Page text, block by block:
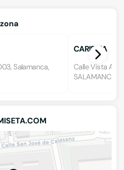
Salamanca,
CARISMA
Calle Vista
SALAMANCA,